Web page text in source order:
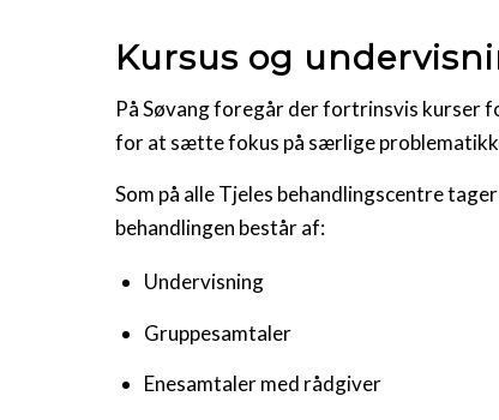
Kursus og
På Søvang foregår der fortrinsvis kurser
for at sætte fokus på særlige
Som på alle Tjeles behandlingscentre
behandlingen består af:
Undervisning
Gruppesamtaler
Enesamtaler med rådgiver